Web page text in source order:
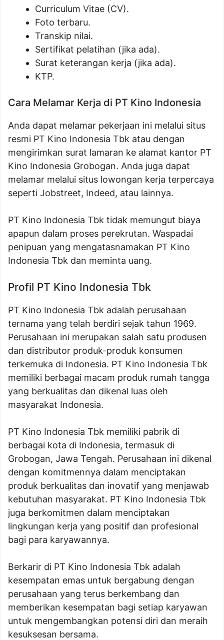
Curriculum Vitae (CV).
Foto terbaru.
Transkip nilai.
Sertifikat pelatihan (jika ada).
Surat keterangan kerja (jika ada).
KTP.
Cara Melamar Kerja di PT Kino Indonesia
Anda dapat melamar pekerjaan ini melalui situs
resmi PT Kino Indonesia Tbk atau dengan
mengirimkan surat lamaran ke alamat kantor PT
Kino Indonesia Grobogan. Anda juga dapat
melamar melalui situs lowongan kerja terpercaya
seperti Jobstreet, Indeed, atau lainnya.
PT Kino Indonesia Tbk tidak memungut biaya
apapun dalam proses perekrutan. Waspadai
penipuan yang mengatasnamakan PT Kino
Indonesia Tbk dan meminta uang.
Profil PT Kino Indonesia Tbk
PT Kino Indonesia Tbk adalah perusahaan
ternama yang telah berdiri sejak tahun 1969.
Perusahaan ini merupakan salah satu produsen
dan distributor produk-produk konsumen
terkemuka di Indonesia. PT Kino Indonesia Tbk
memiliki berbagai macam produk rumah tangga
yang berkualitas dan dikenal luas oleh
masyarakat Indonesia.
PT Kino Indonesia Tbk memiliki pabrik di
berbagai kota di Indonesia, termasuk di
Grobogan, Jawa Tengah. Perusahaan ini dikenal
dengan komitmennya dalam menciptakan
produk berkualitas dan inovatif yang menjawab
kebutuhan masyarakat. PT Kino Indonesia Tbk
juga berkomitmen dalam menciptakan
lingkungan kerja yang positif dan profesional
bagi para karyawannya.
Berkarir di PT Kino Indonesia Tbk adalah
kesempatan emas untuk bergabung dengan
perusahaan yang terus berkembang dan
memberikan kesempatan bagi setiap karyawan
untuk mengembangkan potensi diri dan meraih
kesuksesan bersama.